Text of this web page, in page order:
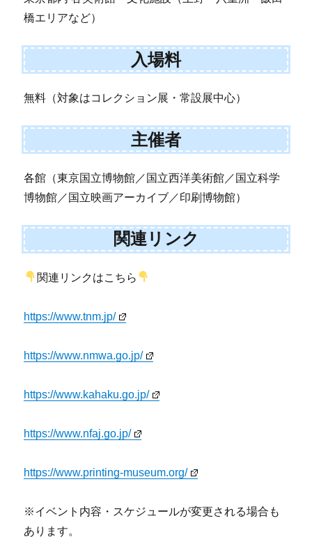
橋エリアなど）
入場料
無料（対象はコレクション展・常設展中心）
主催者
各館（東京国立博物館／国立西洋美術館／国立科学
博物館／国立映画アーカイブ／印刷博物館）
関連リンク
関連リンクはこちら
https://www.tnm.jp/
https://www.nmwa.go.jp/
https://www.kahaku.go.jp/
https://www.nfaj.go.jp/
https://www.printing-museum.org/
※イベント内容・スケジュールが変更される場合も
あります。